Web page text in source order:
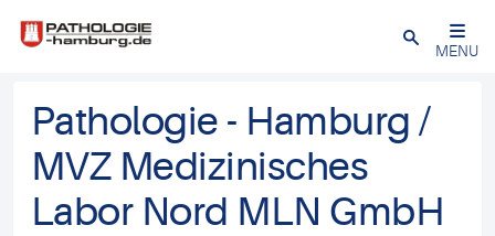
Close
MENU
Pathologie - Hamburg /
MVZ Medizinisches
Labor Nord MLN GmbH